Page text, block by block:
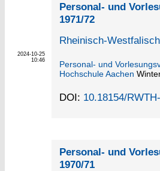
2024-10-25
10:46
Personal- und
1971/72
Rheinisch-
Personal- und
Hochschule Aachen
DOI: 10.18154/
Personal- und
1970/71